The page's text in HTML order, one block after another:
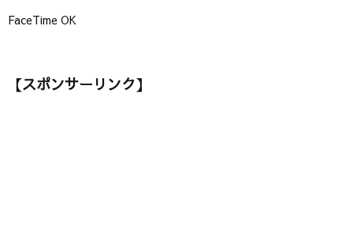
FaceTime OK
【スポンサーリンク】